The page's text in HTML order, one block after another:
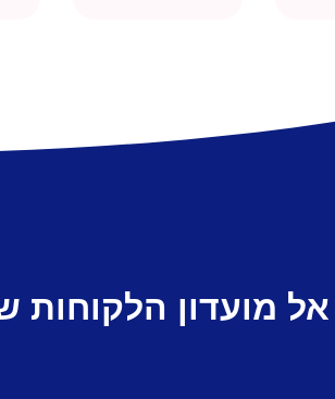
מועדון הלקוחות